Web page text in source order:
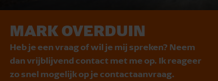
MARK OVERDUIN
Heb je een vraag of wil je mij spreken? Neem
dan vrijblijvend contact met me op. Ik reageer
zo snel mogelijk op je contactaanvraag.